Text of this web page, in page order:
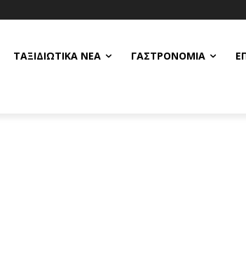
ΤΑΞΙΔΙΩΤΙΚΆ ΝΈΑ ΓΑΣΤΡΟΝΟΜΊΑ